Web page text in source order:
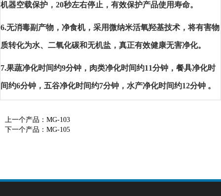
机器空载保护，20秒左右停止，有效保护产品使用寿命。
6.无消毒副产物，净食机，采用微纳米活氧羟基技术，将有害物
质转化为水、二氧化碳和无机盐，真正有效健康无害净化。
7.果蔬净化时间约9分钟，肉类净化时间约11分钟，餐具净化时
间约6分钟，五谷净化时间约7分钟，水产净化时间约12分钟 。
上一个产品： MG-103
下一个产品： MG-105